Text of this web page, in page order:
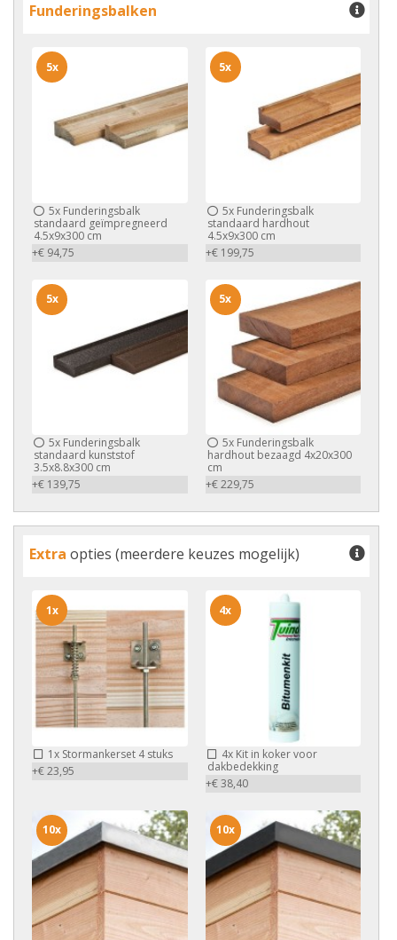
Funderingsbalken
5x Funderingsbalk
standaard geïmpregneerd
4.5x9x300 cm
+€ 94,75
5x
5xFunderingsbalk
standaard hardhout
4.5x9x300 cm
+€ 199,75
5x
5x Funderingsbalk
standaard kunststof
3.5x8.8x300 cm
+€ 139,75
5x
5xFunderingsbalk
hardhout bezaagd 4x20x300
cm
+€ 229,75
5x
Extra opties (meerdere keuzes mogelijk)
1x Stormankerset 4 stuks
+€ 23,95
1x
4xKit in koker voor
dakbedekking
+€ 38,40
4x
10x 10x